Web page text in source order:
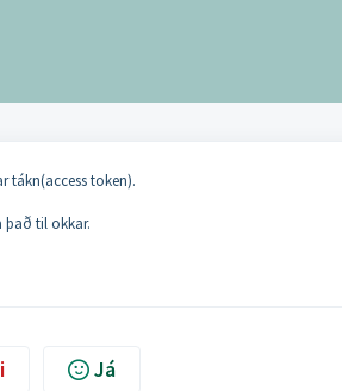
tákn(access token).
það til okkar.
Já